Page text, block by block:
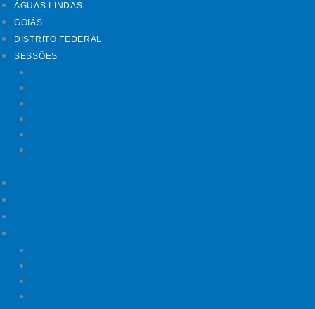
ÁGUAS LINDAS
GOIÁS
DISTRITO FEDERAL
SESSÕES